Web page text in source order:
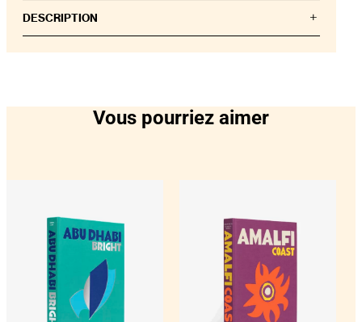
DESCRIPTION
Budapest, la vibrante capitale de la Hongrie, est une
témoignent de sa riche histoire, tandis que le côté
Pest présente des icônes modernes comme le
vibre d’un présent dynamique, marqué par une
fusion culturelle et une créativité intense. Artistes,
cinéastes et innovateurs y prospèrent, mêlant
nostalgie et énergie tournée vers l’avenir. Budapest
Gem, avec les photographies originales d’Oliver
Pilcher, capture l’essence de la ville et inspire les
lecteurs par son charme intemporel.
Vous pourriez aimer